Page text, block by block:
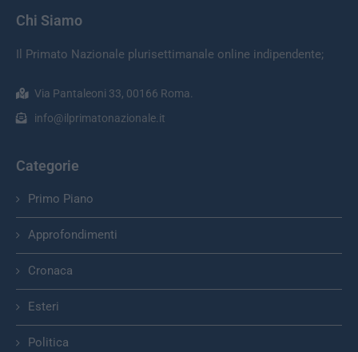
Chi Siamo
Il Primato Nazionale plurisettimanale online indipendente;
Via Pantaleoni 33, 00166 Roma.
info@ilprimatonazionale.it
Categorie
Primo Piano
Approfondimenti
Cronaca
Esteri
Politica